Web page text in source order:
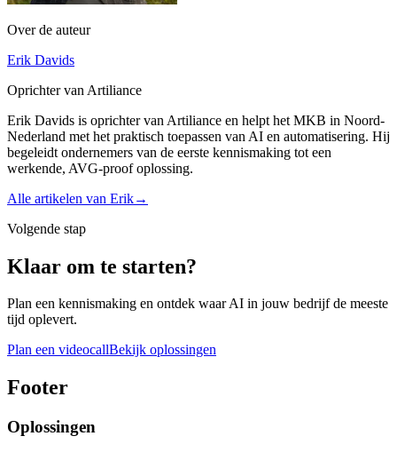
Over de auteur
Erik Davids
Oprichter van Artiliance
Erik Davids is oprichter van Artiliance en helpt het MKB in Noord-
Nederland met het praktisch toepassen van AI en automatisering. Hij
begeleidt ondernemers van de eerste kennismaking tot een
werkende, AVG-proof oplossing.
Alle artikelen van Erik→
Volgende stap
Klaar om te starten?
Plan een kennismaking en ontdek waar AI in jouw bedrijf de meeste
tijd oplevert.
Plan een videocallBekijk oplossingen
Footer
Oplossingen